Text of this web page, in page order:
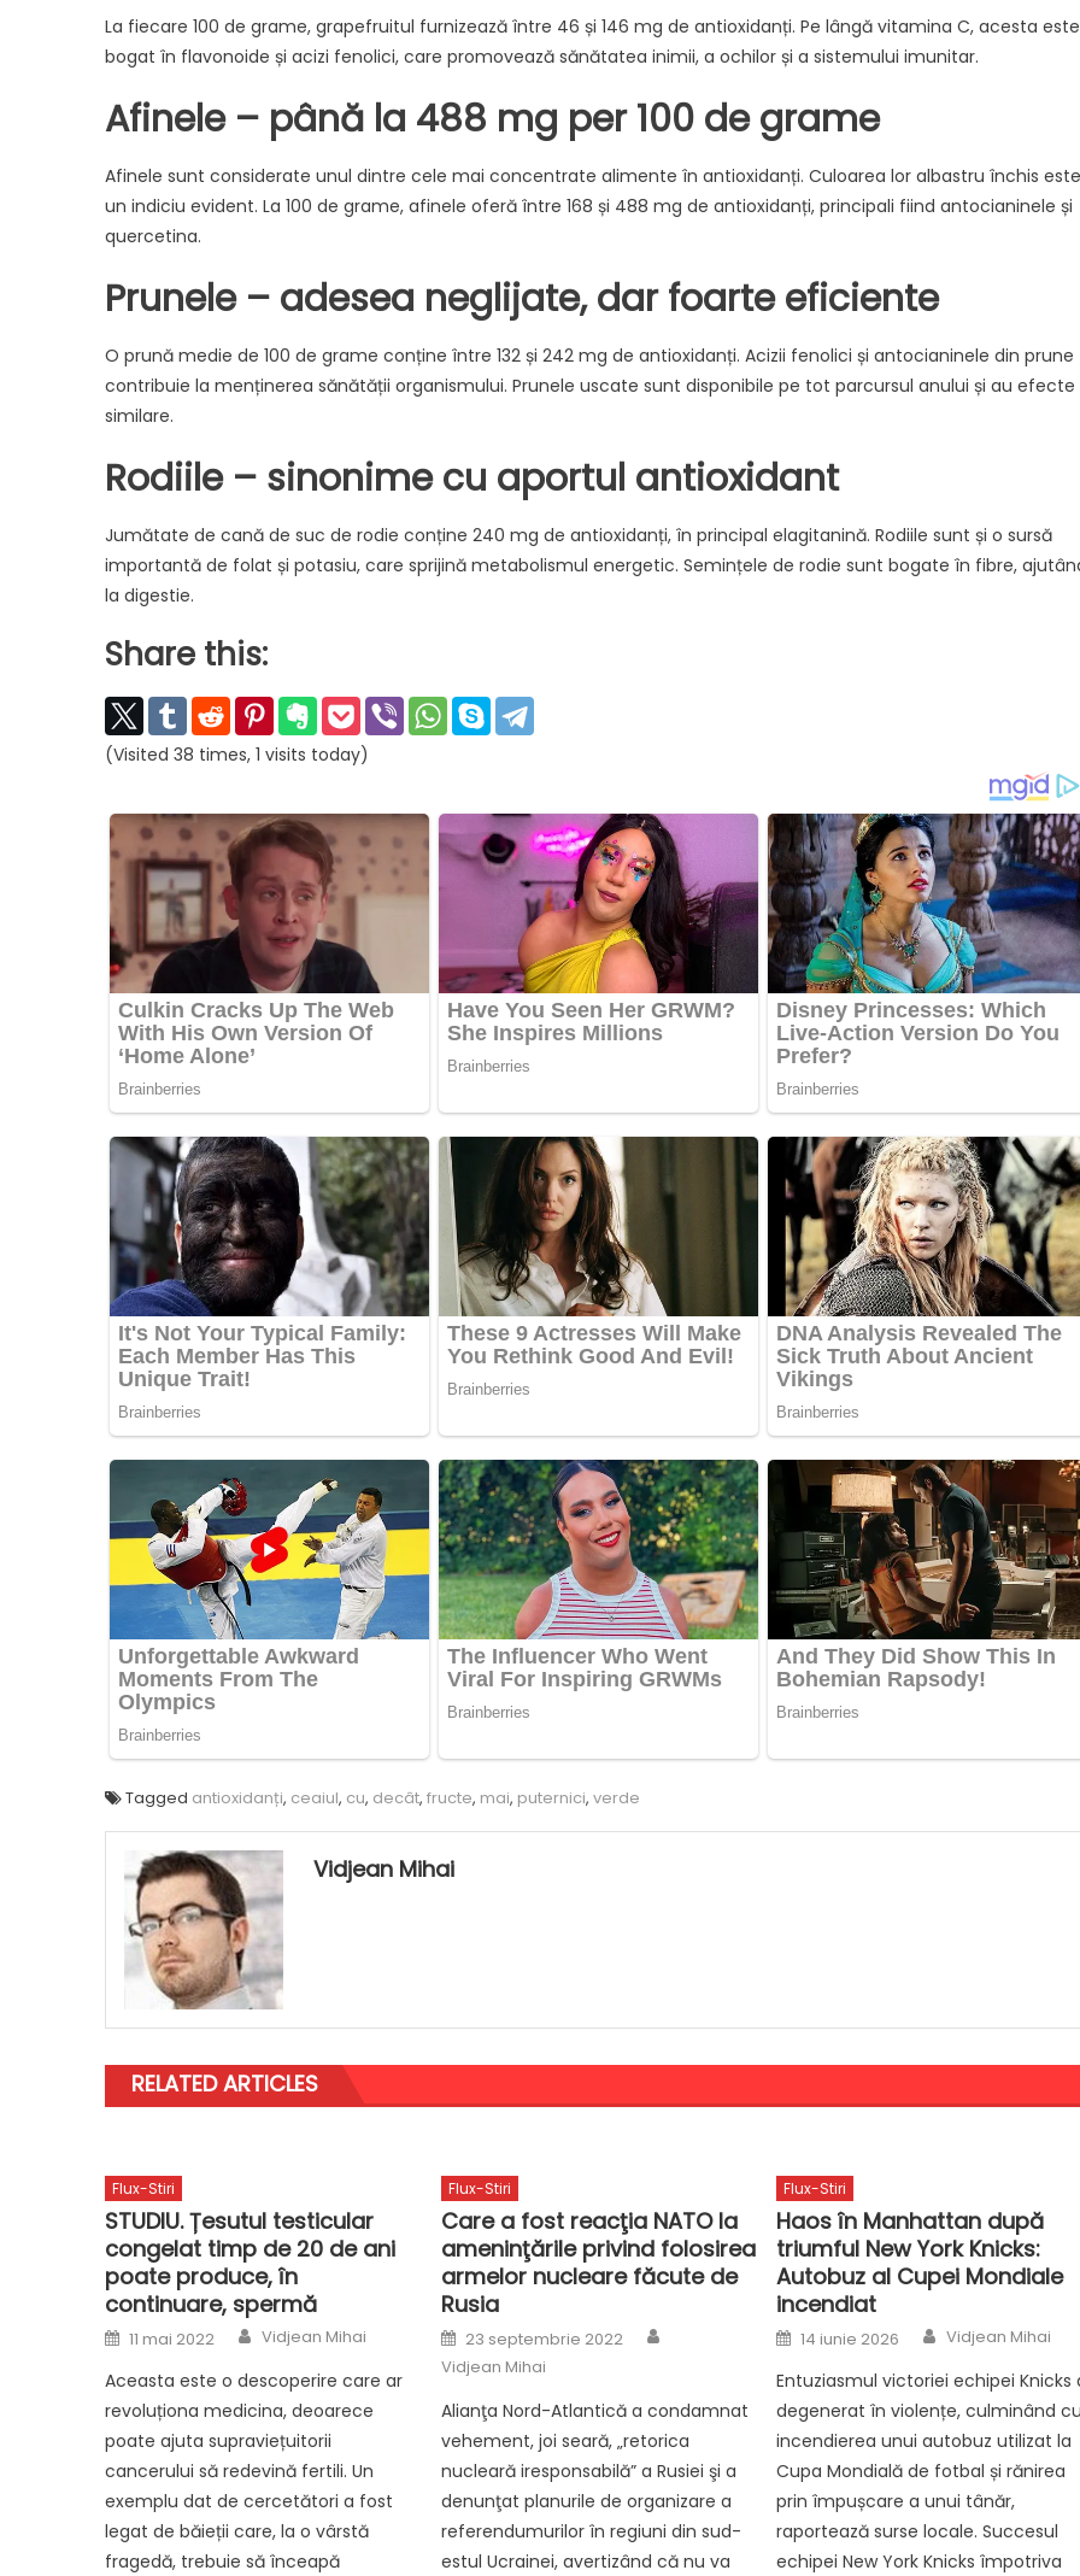
La fiecare 100 de grame, grapefruitul furnizează între 46 și 146 mg de antioxidanți. Pe lângă vitamina C, acesta este
bogat în flavonoide și acizi fenolici, care promovează sănătatea inimii, a ochilor și a sistemului imunitar.
Afinele – până la 488 mg per 100 de grame
Afinele sunt considerate unul dintre cele mai concentrate alimente în antioxidanți. Culoarea lor albastru închis este
un indiciu evident. La 100 de grame, afinele oferă între 168 și 488 mg de antioxidanți, principali fiind antocianinele și
quercetina.
Prunele – adesea neglijate, dar foarte eficiente
O prună medie de 100 de grame conține între 132 și 242 mg de antioxidanți. Acizii fenolici și antocianinele din prune
contribuie la menținerea sănătății organismului. Prunele uscate sunt disponibile pe tot parcursul anului și au efecte
similare.
Rodiile – sinonime cu aportul antioxidant
Jumătate de cană de suc de rodie conține 240 mg de antioxidanți, în principal elagitanină. Rodiile sunt și o sursă
importantă de folat și potasiu, care sprijină metabolismul energetic. Semințele de rodie sunt bogate în fibre,
la digestie.
Share this:
(Visited 38 times, 1 visits today)
Tagged antioxidanți, ceaiul, cu, decât, fructe, mai, puternici, verde
Vidjean Mihai
RELATED ARTICLES
Flux-Stiri
STUDIU. Țesutul testicular
congelat timp de 20 de ani
poate produce, în
continuare, spermă
Posted
on
11 mai 2022 Author
Vidjean Mihai
Aceasta este o descoperire care ar
revoluționa medicina, deoarece
poate ajuta supraviețuitorii
cancerului să redevină fertili. Un
exemplu dat de cercetători a fost
legat de băieții care, la o vârstă
fragedă, trebuie să înceapă
Flux-Stiri
Care a fost reacţia NATO la
ameninţările privind folosirea
armelor nucleare făcute de
Rusia
Posted
on
23 septembrie 2022
Vidjean Mihai
Alianţa Nord-Atlantică a condamnat
vehement, joi seară, „retorica
nucleară iresponsabilă” a Rusiei şi a
denunţat planurile de organizare a
referendumurilor în regiuni din sud-
estul Ucrainei, avertizând că nu va
Flux-Stiri
Haos în Manhattan după
triumful New York Knicks:
Autobuz al Cupei Mondiale
incendiat
Posted
on
14 iunie 2026 Author
Vidjean Mihai
Entuziasmul victoriei echipei Knicks
degenerat în violențe, culminând
incendierea unui autobuz utilizat la
Cupa Mondială de fotbal și rănirea
prin împușcare a unui tânăr,
raportează surse locale. Succesul
echipei New York Knicks împotriva